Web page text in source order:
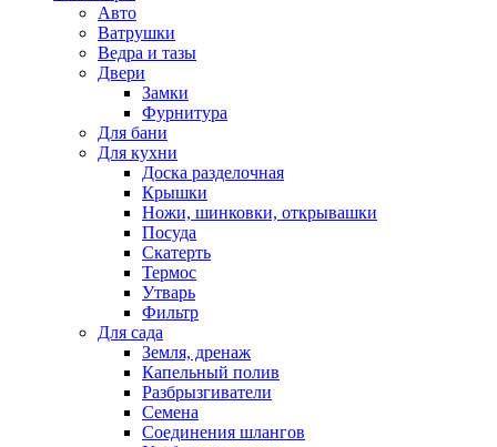
Авто
Ватрушки
Ведра и тазы
Двери
Замки
Фурнитура
Для бани
Для кухни
Доска разделочная
Крышки
Ножи, шинковки, открывашки
Посуда
Скатерть
Термос
Утварь
Фильтр
Для сада
Земля, дренаж
Капельный полив
Разбрызгиватели
Семена
Соединения шлангов